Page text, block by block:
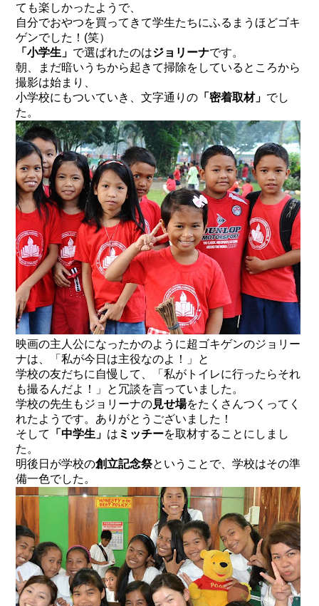
ても楽しかったようで、
自分でおやつを買ってきて学生たちにふるまうほどゴキ
ゲンでした！(笑）
「小学生」 で選ばれたのはジョリーナです。
朝、まだ暗いうちから起きて掃除をしているところから
撮影は始まり、
小学校にもついていき、文字通りの 「密着取材」 でし
た。
映画の主人公になったかのように超ゴキゲンのジョリー
ナは、「私が今日は主役なのよ！」と
学校の友だちに自慢して、「私がトイレに行ったらそれ
も撮るんだよ！」と冗談を言っていました。
学校の先生もジョリーナの見せ場をたくさんつくってく
れたようです。ありがとうございました！
そして
「中学生」 は ミッチーを取材することにしまし
た。
明後日が学校の創立記念祭ということで、学校はその準
備一色でした。